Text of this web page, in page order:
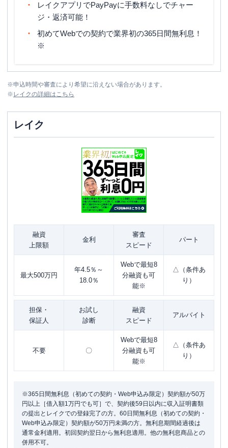
レイクアプリでPayPayに手数料なしでチャー
ジ・返済可能！
初めてWebでの契約で業界初の365日間無利息！
※
※申込時間や審査により希望に沿えない場合があります。
※ レイクの詳細はこちら
レイク
融資
上限額
金利
審査
スピード
パート
最大500万円
年4.5％～
18.0％
Webで最短8
分融資も可
能※
△（条件あ
り）
担保・
保証人
お試し
診断
融資
スピード
アルバイト
不要 〇
Webで最短8
分融資も可
能※
△（条件あ
り）
※365日間無利息（初めての契約・Web申込み限定）契約額が50万
円以上［借入額1万円でも可］で、契約後59日以内に収入証明書類
の提出とレイクでの登録完了の方。60日間無利息（初めての契約・
Web申込み限定）契約額が50万円未満の方。無利息期間経過後は
通常金利適用。初回契約翌日から無利息適用。他の無利息商品との
併用不可。